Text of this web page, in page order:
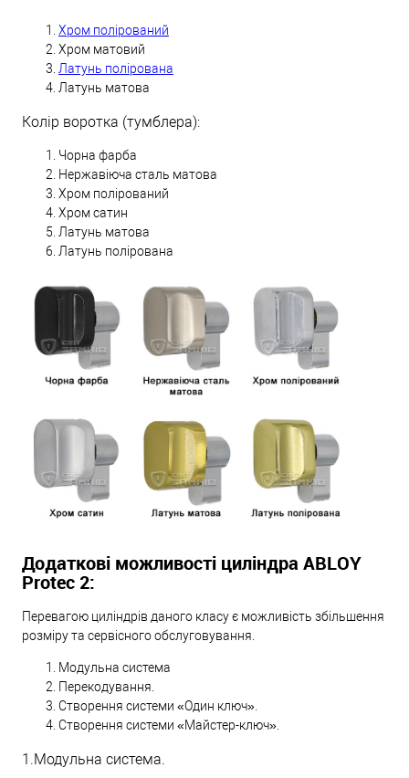
Хром полірований
Хром матовий
Латунь полірована
Латунь матова
Колір воротка (тумблера):
Чорна фарба
Нержавіюча сталь матова
Хром полірований
Хром сатин
Латунь матова
Латунь полірована
Додаткові можливості циліндра ABLOY
Protec 2:
Перевагою циліндрів даного класу є можливість збільшення
розміру та сервісного обслуговування.
Модульна система
Перекодування.
Створення системи «Один ключ».
Створення системи «Майстер-ключ».
1.Модульна система.